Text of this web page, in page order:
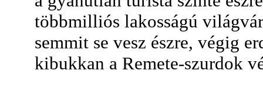
többmilliós lakosságú
semmit se vesz észre, végig
kibukkan a Remete-szurdok